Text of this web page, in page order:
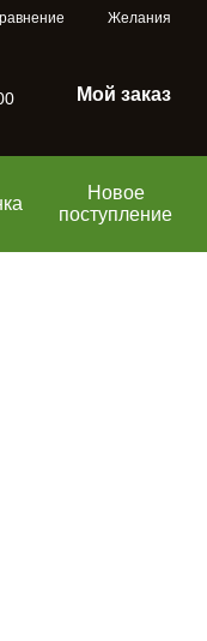
Желания
Мой заказ
Новое
поступление